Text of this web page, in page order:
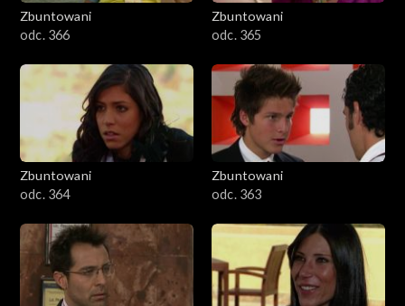
Zbuntowani
odc. 366
Zbuntowani
odc. 365
Zbuntowani
odc. 364
Zbuntowani
odc. 363